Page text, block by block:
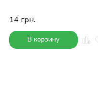
14 грн.
В корзину